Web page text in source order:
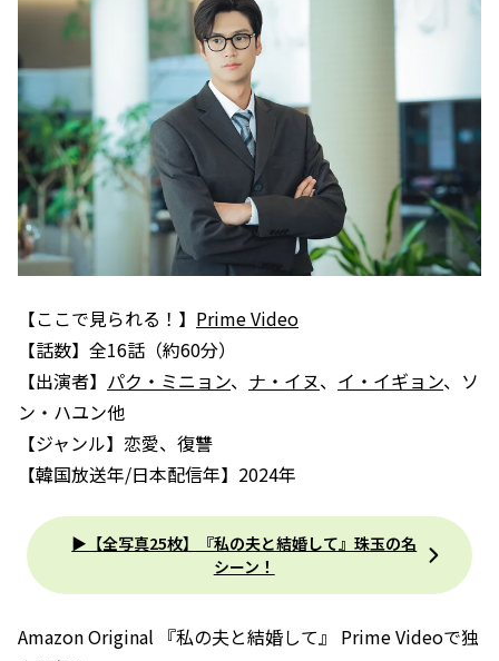
【ここで見られる！】 Prime Video
【話数】全16話（約60分）
【出演者】 パク・ミニョン、 ナ・イヌ、 イ・イギョン、ソ
ン・ハユン他
【ジャンル】恋愛、復讐
【韓国放送年/日本配信年】2024年
▶【全写真25枚】『私の夫と結婚して』珠玉の名
シーン！
Amazon Original 『私の夫と結婚して』 Prime Videoで独